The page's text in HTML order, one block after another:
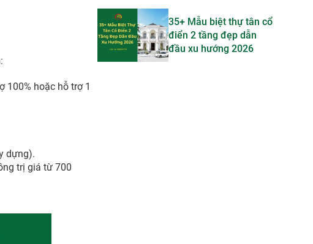
100% hoặc hỗ trợ 1
dựng).
trị giá từ 700
35+ Mẫu biệt thự tân cổ
điển 2 tầng đẹp dẫn
đầu xu hướng 2026